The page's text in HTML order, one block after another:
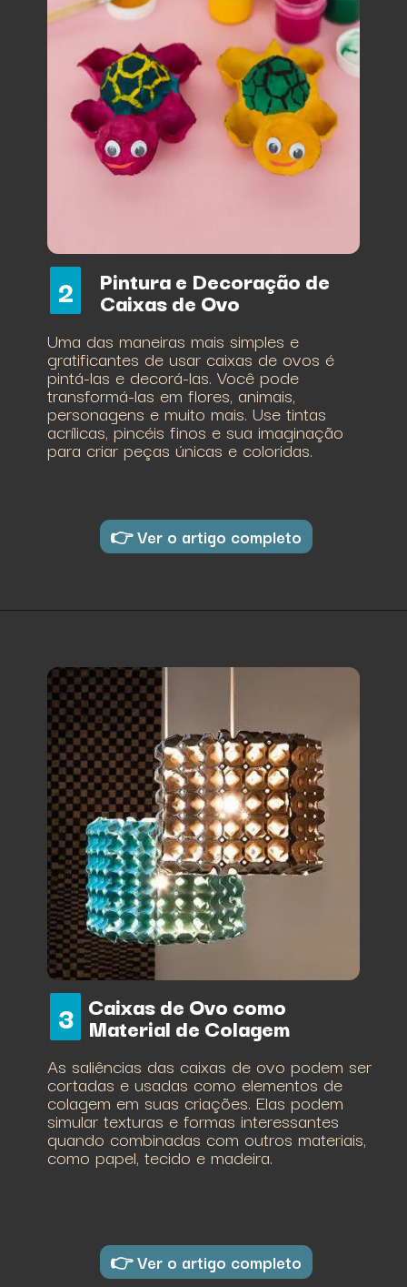
Uma das maneiras mais simples e
gratificantes de usar caixas de ovos é
pintá-las e decorá-las. Você pode
transformá-las em flores, animais,
personagens e muito mais. Use tintas
acrílicas, pincéis finos e sua imaginação
para criar peças únicas e coloridas.
Pintura e Decoração de
Caixas de Ovo
2
👉 Ver o artigo completo
As saliências das caixas de ovo podem ser
cortadas e usadas como elementos de
colagem em suas criações. Elas podem
simular texturas e formas interessantes
quando combinadas com outros materiais,
como papel, tecido e madeira.
Caixas de Ovo como
Material de Colagem
3
👉 Ver o artigo completo